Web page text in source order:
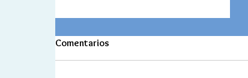
Comentarios